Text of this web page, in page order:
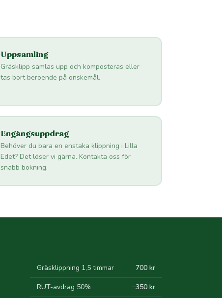
Uppsamling
Gräsklipp samlas upp och komposteras eller
tas bort beroende på önskemål.
Engångsuppdrag
Behöver du bara en enstaka klippning i Lilla
Edet? Det löser vi gärna. Kontakta oss för
snabb bokning.
Gräsklippning 1,5 timmar 700 kr
RUT-avdrag 50% −350 kr